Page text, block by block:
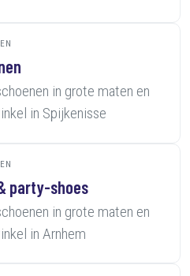
in grote maten en
in Spijkenisse
party-shoes
in grote maten en
in Arnhem